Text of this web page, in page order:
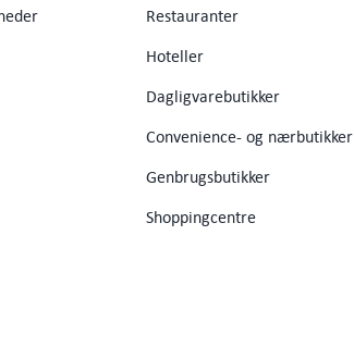
Restauranter
Hoteller
Dagligvarebutikker
Convenience- og nærbutikker
Genbrugsbutikker
Shoppingcentre